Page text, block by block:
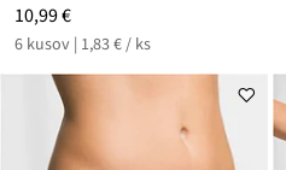
10,99 €
6 kusov | 1,83 € / ks